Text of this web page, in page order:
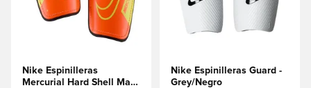
Nike Espinilleras
Mercurial Hard Shell Max
Nike Espinilleras Guard -
Grey/Negro